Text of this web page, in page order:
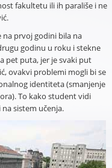
fakultetu ili ih parališe i ne
na prvoj godini bila na
godinu u roku i stekne
pet puta, jer je svaki put
ovakvi problemi mogli bi se
identiteta (smanjenje
To kako student vidi
sistem učenja.